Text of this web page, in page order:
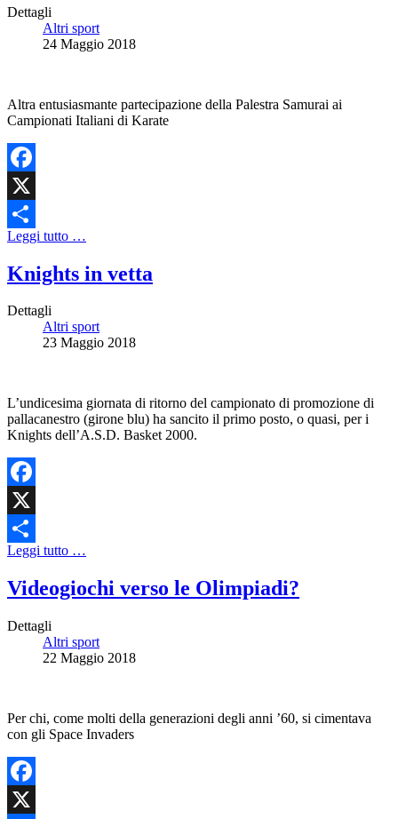
Dettagli
Altri sport
24 Maggio 2018
Altra entusiasmante partecipazione della Palestra Samurai ai
Campionati Italiani di Karate
Facebook
X
Share
Leggi tutto …
Knights in vetta
Dettagli
Altri sport
23 Maggio 2018
L’undicesima giornata di ritorno del campionato di promozione di
pallacanestro (girone blu) ha sancito il primo posto, o quasi, per i
Knights dell’A.S.D. Basket 2000.
Facebook
X
Share
Leggi tutto …
Videogiochi verso le Olimpiadi?
Dettagli
Altri sport
22 Maggio 2018
Per chi, come molti della generazioni degli anni ’60, si cimentava
con gli Space Invaders
Facebook